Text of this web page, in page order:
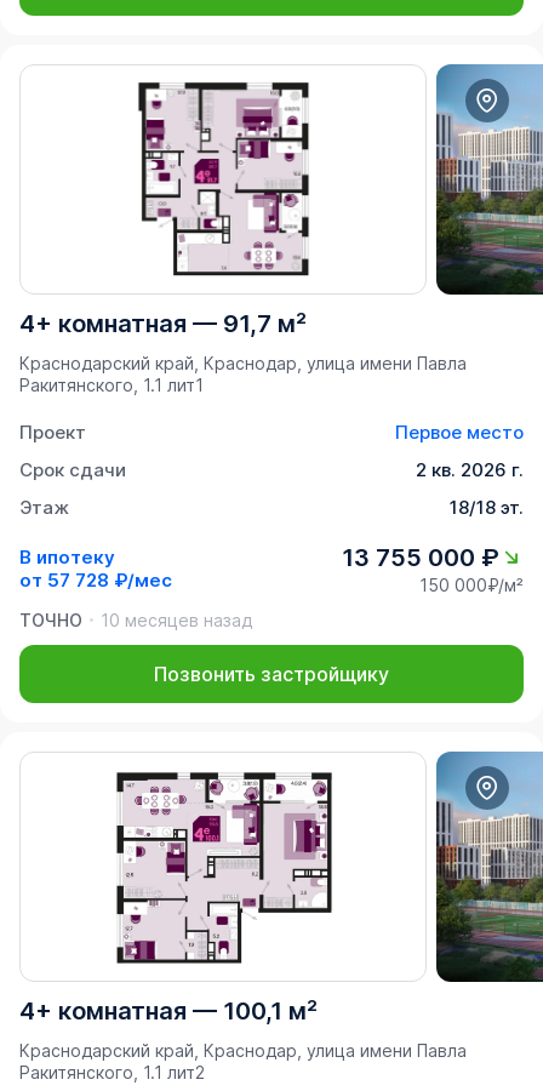
4+ комнатная — 91,7 м²
Краснодарский край, Краснодар, улица имени Павла
Ракитянского, 1.1 лит1
Проект
Первое место
Срок сдачи
2 кв. 2026 г.
Этаж
18/18 эт.
В ипотеку
от 57 728 ₽/мес
13 755 000 ₽
150 000₽/м²
ТОЧНО
10 месяцев назад
Позвонить застройщику
4+ комнатная — 100,1 м²
Краснодарский край, Краснодар, улица имени Павла
Ракитянского, 1.1 лит2